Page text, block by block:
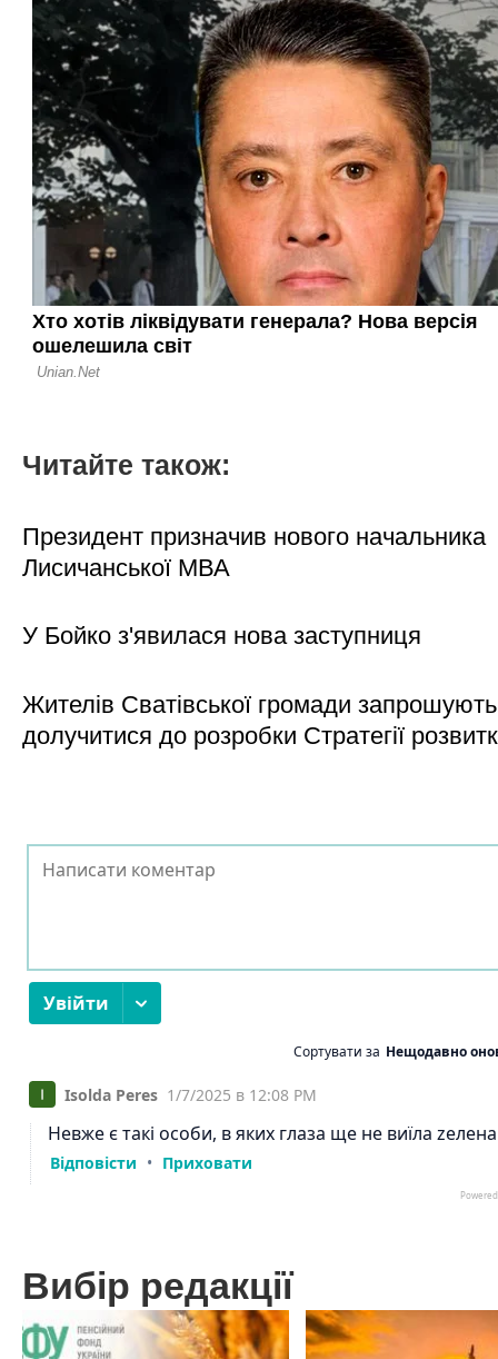
Читайте також:
Президент призначив нового начальника
Лисичанської МВА
У Бойко з'явилася нова заступниця
Жителів Сватівської громади запрошують
долучитися до розробки Стратегії
Вибір редакції